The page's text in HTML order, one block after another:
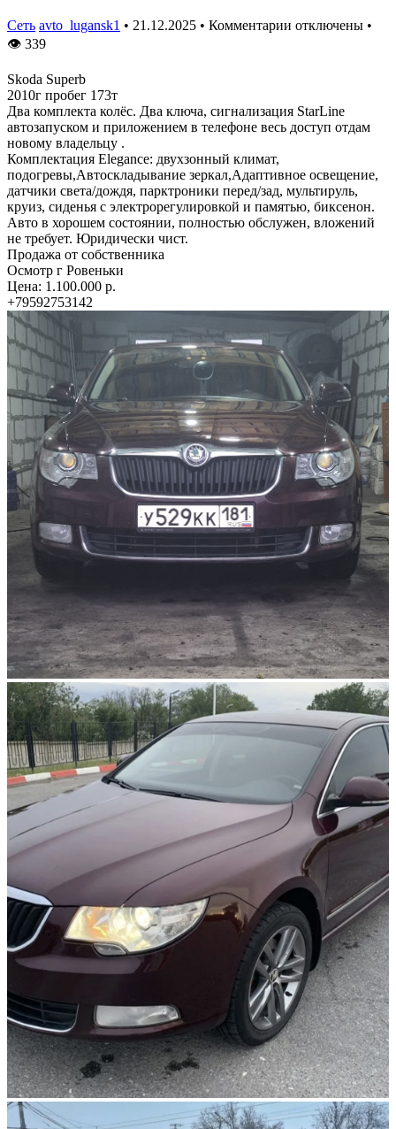
Сеть avto_lugansk1 • 21.12.2025 • Комментарии отключены •
👁 339
Skoda Superb
2010г пробег 173т
Два комплекта колёс. Два ключа, сигнализация StarLine
автозапуском и приложением в телефоне весь доступ отдам
новому владельцу .
Комплектация Elegance: двухзонный климат,
подогревы,Автоскладывание зеркал,Адаптивное освещение,
датчики света/дождя, парктроники перед/зад, мультируль,
круиз, сиденья с электрорегулировкой и памятью, биксенон.
Авто в хорошем состоянии, полностью обслужен, вложений
не требует. Юридически чист.
Продажа от собственника
Осмотр г Ровеньки
Цена: 1.100.000 р.
+79592753142